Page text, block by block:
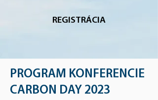
REGISTRÁCIA
PROGRAM KONFERENCIE
CARBON DAY 2023